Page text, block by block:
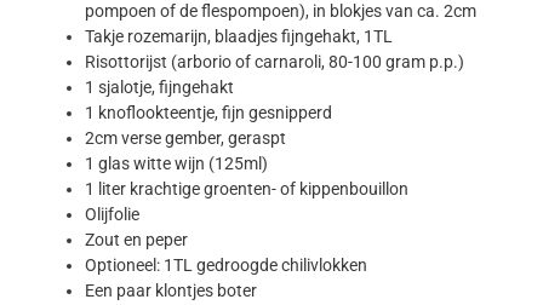
pompoen of de flespompoen), in blokjes van ca. 2cm
Takje rozemarijn, blaadjes fijngehakt, 1TL
Risottorijst (arborio of carnaroli, 80-100 gram p.p.)
1 sjalotje, fijngehakt
1 knoflookteentje, fijn gesnipperd
2cm verse gember, geraspt
1 glas witte wijn (125ml)
1 liter krachtige groenten- of kippenbouillon
Olijfolie
Zout en peper
Optioneel: 1TL gedroogde chilivlokken
Een paar klontjes boter